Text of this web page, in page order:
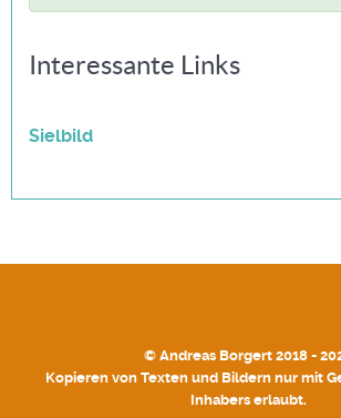
Interessante Links
Sielbild
© Andreas Borgert 2018 -
Kopieren von Texten und Bildern nur mit
Inhabers erlaubt.